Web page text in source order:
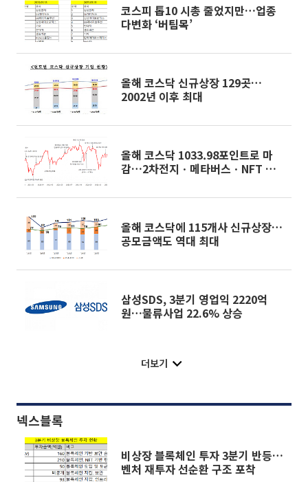
코스피 톱10 시총 줄었지만…업종
다변화 ‘버팀목’
올해 코스닥 신규상장 129곳…
2002년 이후 최대
올해 코스닥 1033.98포인트로 마
감…2차전지ㆍ메타버스ㆍNFT 관
올해 코스닥에 115개사 신규상장…
공모금액도 역대 최대
삼성SDS, 3분기 영업익 2220억
원…물류사업 22.6% 상승
더보기
넥스블록
비상장 블록체인 투자 3분기 반등…
벤처 재투자 선순환 구조 포착